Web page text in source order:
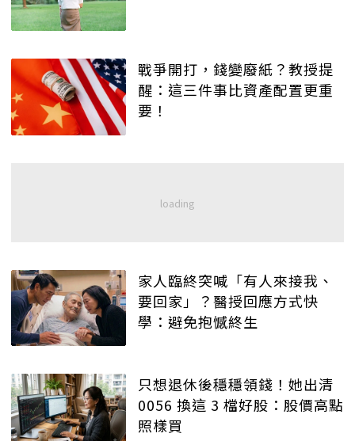
戰爭開打，錢變廢紙？教授提
醒：這三件事比資產配置更重
要！
家人臨終突喊「有人來接我、
要回家」？醫授回應方式快
學：避免抱憾終生
只想退休後穩穩領錢！她出清
0056 換這 3 檔好股：股價高點
照樣買